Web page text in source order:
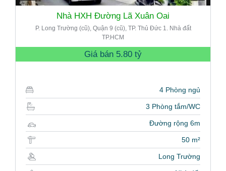
Nhà HXH Đường Lã Xuân Oai
P. Long Trường (cũ), Quận 9 (cũ), TP. Thủ Đức 1. Nhà đất
TP.HCM
Giá bán 5.80 tỷ
4 Phòng ngủ
3 Phòng tắm/WC
Đường rộng 6m
50 m²
Long Trường